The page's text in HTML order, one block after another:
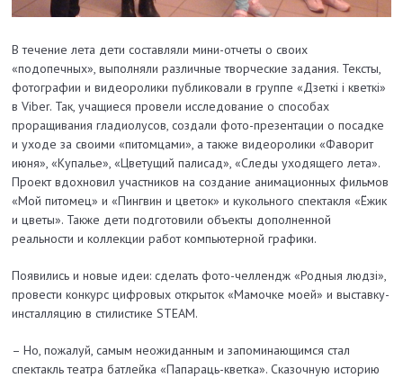
В течение лета дети составляли мини-отчеты о своих
«подопечных», выполняли различные творческие задания. Тексты,
фотографии и видеоролики публиковали в группе «Дзеткі і кветкі»
в Viber. Так, учащиеся провели исследование о способах
проращивания гладиолусов, создали фото-презентации о посадке
и уходе за своими «питомцами», а также видеоролики «Фаворит
июня», «Купалье», «Цветущий палисад», «Следы уходящего лета».
Проект вдохновил участников на создание анимационных фильмов
«Мой питомец» и «Пингвин и цветок» и кукольного спектакля «Ёжик
и цветы». Также дети подготовили объекты дополненной
реальности и коллекции работ компьютерной графики.
Появились и новые идеи: сделать фото-челлендж «Родныя людзі»,
провести конкурс цифровых открыток «Мамочке моей» и выставку-
инсталляцию в стилистике STEAM.
– Но, пожалуй, самым неожиданным и запоминающимся стал
спектакль театра батлейка «Папараць-кветка». Сказочную историю